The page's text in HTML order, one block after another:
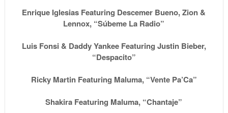
Enrique Iglesias Featuring Descemer Bueno, Zion &
Lennox, “Súbeme La Radio”
Luis Fonsi & Daddy Yankee Featuring Justin Bieber,
“Despacito”
Ricky Martin Featuring Maluma, “Vente Pa’Ca”
Shakira Featuring Maluma, “Chantaje”